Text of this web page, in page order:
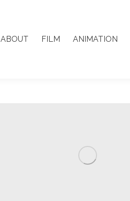
ABOUT FILM ANIMATION